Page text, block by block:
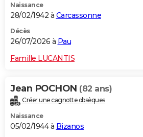
Naissance
28/02/1942 à Carcassonne
Décès
26/07/2026 à Pau
Famille LUCANTIS
Jean POCHON (82 ans)
Créer une cagnotte obsèques
Naissance
05/02/1944 à Bizanos